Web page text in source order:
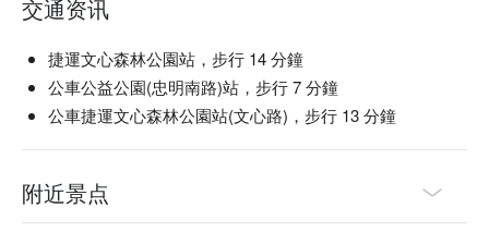
交通资讯
捷運文心森林公園站，步行 14 分鐘
公車公益公園(忠明南路)站，步行 7 分鐘
公車捷運文心森林公園站(文心路)，步行 13 分鐘
附近景点